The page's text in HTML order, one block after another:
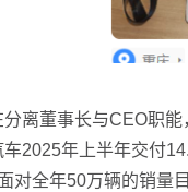
董事长与CEO职能
年上半年交付
对全年50万辆的销量